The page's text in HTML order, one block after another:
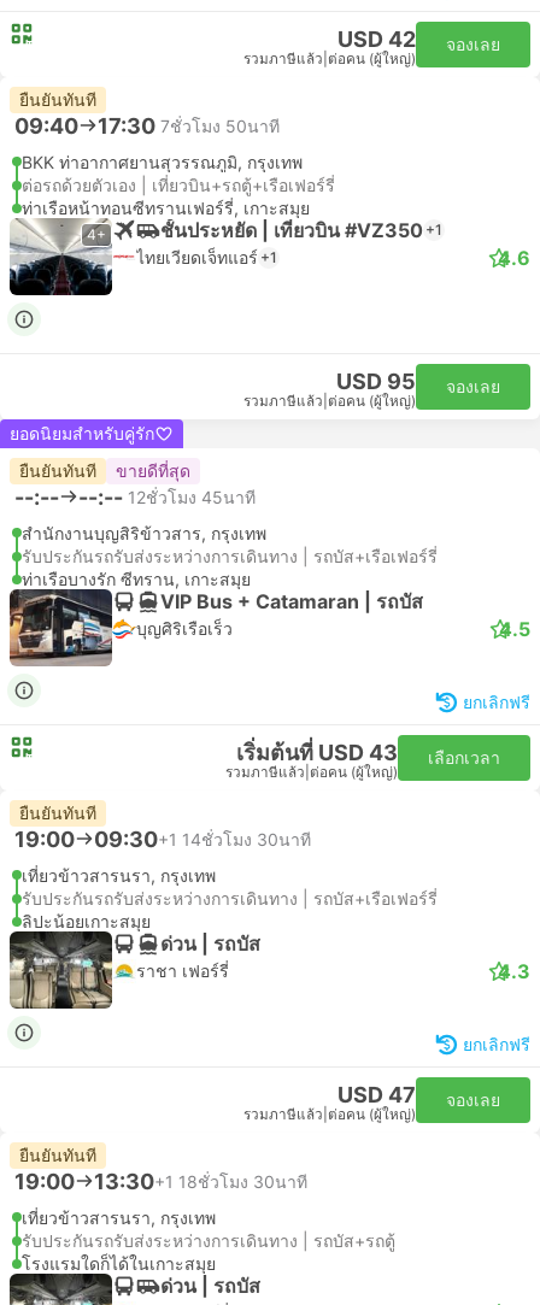
USD 42
รวมภาษีแล้ว ต่อคน (ผู้ใหญ่)
จองเลย
ยืนยันทันที
09:40 17:30 7ชั่วโมง 50นาที
BKK ท่าอากาศยานสุวรรณภูมิ, กรุงเทพ
ต่อรถด้วยตัวเอง | เที่ยวบิน+รถตู้+เรือเฟอร์รี่
ท่าเรือหน้าทอนซีทรานเฟอร์รี่, เกาะสมุย
4+ ชั้นประหยัด | เที่ยวบิน #VZ350 +1
ไทยเวียดเจ็ทแอร์ +1 4.6
USD 95
รวมภาษีแล้ว ต่อคน (ผู้ใหญ่)
จองเลย
ยอดนิยมสำหรับคู่รัก
ยืนยันทันที
ขายดีที่สุด
--:-- --:-- 12ชั่วโมง 45นาที
สำนักงานบุญสิริข้าวสาร, กรุงเทพ
รับประกันรถรับส่งระหว่างการเดินทาง | รถบัส+เรือเฟอร์รี่
ท่าเรือบางรัก ซีทราน, เกาะสมุย
VIP Bus + Catamaran | รถบัส
บุญศิริเรือเร็ว 4.5
ยกเลิกฟรี
เริ่มต้นที่ USD 43
รวมภาษีแล้ว ต่อคน (ผู้ใหญ่)
เลือกเวลา
ยืนยันทันที
19:00 09:30+1 14ชั่วโมง 30นาที
เที่ยวข้าวสารนรา, กรุงเทพ
รับประกันรถรับส่งระหว่างการเดินทาง | รถบัส+เรือเฟอร์รี่
ลิปะน้อยเกาะสมุย
ด่วน | รถบัส
ราชา เฟอร์รี่ 4.3
ยกเลิกฟรี
USD 47
รวมภาษีแล้ว ต่อคน (ผู้ใหญ่)
จองเลย
ยืนยันทันที
19:00 13:30+1 18ชั่วโมง 30นาที
เที่ยวข้าวสารนรา, กรุงเทพ
รับประกันรถรับส่งระหว่างการเดินทาง | รถบัส+รถตู้
โรงแรมใดก็ได้ในเกาะสมุย
ด่วน | รถบัส